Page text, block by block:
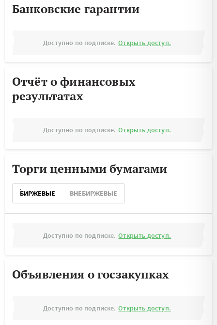
Банковские гарантии
Доступно по подписке. Открыть доступ.
Отчёт о финансовых
результатах
Доступно по подписке. Открыть доступ.
Торги ценными бумагами
БИРЖЕВЫЕ ВНЕБИРЖЕВЫЕ
Доступно по подписке. Открыть доступ.
Объявления о госзакупках
Доступно по подписке. Открыть доступ.